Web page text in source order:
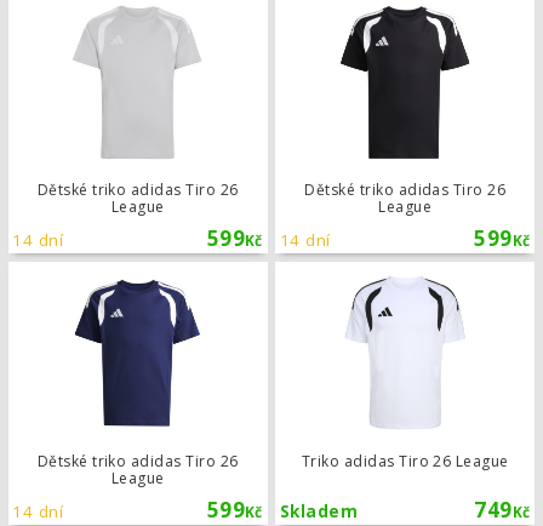
Dětské triko adidas Tiro 26
League
599Kč
14 dní
Dětské triko adidas Tiro 26
League
599Kč
14 dní
Dětské triko adidas Tiro 26
League
599Kč
14 dní
Triko adidas Tiro 26 League
749Kč
Skladem